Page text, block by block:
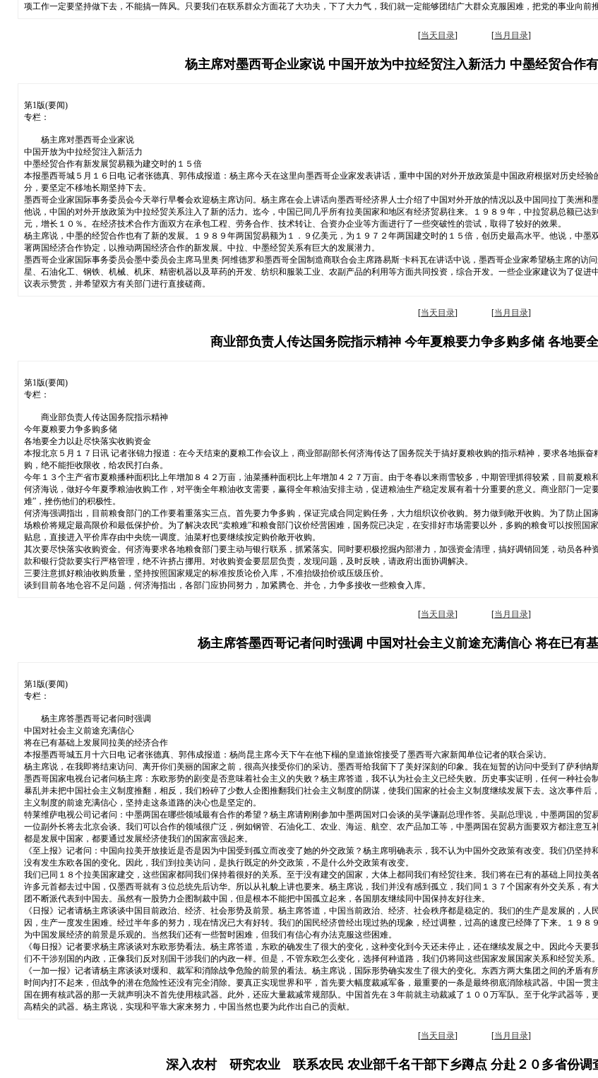
项工作一定要坚持做下去，不能搞一阵风。只要我们在联系群众方面花了大功夫，下了大力气，我们就一定能够团结广大群众克服困难，把党的事业向前推
[当天目录] [当月目录]
杨主席对墨西哥企业家说 中国开放为中拉经贸注入新活力 中墨经贸合作
第1版(要闻)
专栏：
杨主席对墨西哥企业家说
中国开放为中拉经贸注入新活力
中墨经贸合作有新发展贸易额为建交时的１５倍
本报墨西哥城５月１６日电 记者张德真、郭伟成报道：杨主席今天在这里向墨西哥企业家发表讲话，重申中国的对外开放政策是中国政府根据对历史经
分，要坚定不移地长期坚持下去。
墨西哥企业家国际事务委员会今天举行早餐会欢迎杨主席访问。杨主席在会上讲话向墨西哥经济界人士介绍了中国对外开放的情况以及中国同拉丁美洲和
他说，中国的对外开放政策为中拉经贸关系注入了新的活力。迄今，中国已同几乎所有拉美国家和地区有经济贸易往来。１９８９年，中拉贸易总额已
元，增长１０％。在经济技术合作方面双方在承包工程、劳务合作、技术转让、合资办企业等方面进行了一些突破性的尝试，取得了较好的效果。
杨主席说，中墨的经贸合作也有了新的发展。１９８９年两国贸易额为１．９亿美元，为１９７２年两国建交时的１５倍，创历史最高水平。他说，中
署两国经济合作协定，以推动两国经济合作的新发展。中拉、中墨经贸关系有巨大的发展潜力。
墨西哥企业家国际事务委员会墨中委员会主席马里奥·阿维德罗和墨西哥全国制造商联合会主席路易斯·卡科瓦在讲话中说，墨西哥企业家希望杨主席的
星、石油化工、钢铁、机械、机床、精密机器以及草药的开发、纺织和服装工业、农副产品的利用等方面共同投资，综合开发。一些企业家建议为了促
议表示赞赏，并希望双方有关部门进行直接磋商。
[当天目录] [当月目录]
商业部负责人传达国务院指示精神 今年夏粮要力争多购多储 各地要
第1版(要闻)
专栏：
商业部负责人传达国务院指示精神
今年夏粮要力争多购多储
各地要全力以赴尽快落实收购资金
本报北京５月１７日讯 记者张锦力报道：在今天结束的夏粮工作会议上，商业部副部长何济海传达了国务院关于搞好夏粮收购的指示精神，要求各地振
购，绝不能拒收限收，给农民打白条。
今年１３个主产省市夏粮播种面积比上年增加８４２万亩，油菜播种面积比上年增加４２７万亩。由于冬春以来雨雪较多，中期管理抓得较紧，目前夏粮
何济海说，做好今年夏季粮油收购工作，对平衡全年粮油收支需要，赢得全年粮油安排主动，促进粮油生产稳定发展有着十分重要的意义。商业部门一
难”，挫伤他们的积极性。
何济海强调指出，目前粮食部门的工作要着重落实三点。首先要力争多购，保证完成合同定购任务，大力组织议价收购。努力做到敞开收购。为了防止
场粮价将规定最高限价和最低保护价。为了解决农民“卖粮难”和粮食部门议价经营困难，国务院已决定，在安排好市场需要以外，多购的粮食可以按照
贴息，直接进入平价库存由中央统一调度。油菜籽也要继续按定购价敞开收购。
其次要尽快落实收购资金。何济海要求各地粮食部门要主动与银行联系，抓紧落实。同时要积极挖掘内部潜力，加强资金清理，搞好调销回笼，动员各
款和银行贷款要实行严格管理，绝不许挤占挪用。对收购资金要层层负责，发现问题，及时反映，请政府出面协调解决。
三要注意抓好粮油收购质量，坚持按照国家规定的标准按质论价入库，不准抬级抬价或压级压价。
谈到目前各地仓容不足问题，何济海指出，各部门应协同努力，加紧腾仓、并仓，力争多接收一些粮食入库。
[当天目录] [当月目录]
杨主席答墨西哥记者问时强调 中国对社会主义前途充满信心 将在已有
第1版(要闻)
专栏：
杨主席答墨西哥记者问时强调
中国对社会主义前途充满信心
将在已有基础上发展同拉美的经济合作
本报墨西哥城五月十六日电 记者张德真、郭伟成报道：杨尚昆主席今天下午在他下榻的皇道旅馆接受了墨西哥六家新闻单位记者的联合采访。
杨主席说，在我即将结束访问、离开你们美丽的国家之前，很高兴接受你们的采访。墨西哥给我留下了美好深刻的印象。我在短暂的访问中受到了萨利纳
墨西哥国家电视台记者问杨主席：东欧形势的剧变是否意味着社会主义的失败？杨主席答道，我不认为社会主义已经失败。历史事实证明，任何一种社
暴乱并未把中国社会主义制度推翻，相反，我们粉碎了少数人企图推翻我们社会主义制度的阴谋，使我们国家的社会主义制度继续发展下去。这次事件
主义制度的前途充满信心，坚持走这条道路的决心也是坚定的。
特莱维萨电视公司记者问：中墨两国在哪些领域最有合作的希望？杨主席请刚刚参加中墨两国对口会谈的吴学谦副总理作答。吴副总理说，中墨两国的
一位副外长将去北京会谈。我们可以合作的领域很广泛，例如钢管、石油化工、农业、海运、航空、农产品加工等，中墨两国在贸易方面要双方都注意
都是发展中国家，都要通过发展经济使我们的国家富强起来。
《至上报》记者问：中国向拉美开放接近是否是因为中国受到孤立而改变了她的外交政策？杨主席明确表示，我不认为中国外交政策有改变。我们仍坚
没有发生东欧各国的变化。因此，我们到拉美访问，是执行既定的外交政策，不是什么外交政策有改变。
我们已同１８个拉美国家建交，这些国家都同我们保持着很好的关系。至于没有建交的国家，大体上都同我们有经贸往来。我们将在已有的基础上同拉
许多元首都去过中国，仅墨西哥就有３位总统先后访华。所以从礼貌上讲也要来。杨主席说，我们并没有感到孤立，我们同１３７个国家有外交关系，
团不断派代表到中国去。虽然有一股势力企图制裁中国，但是根本不能把中国孤立起来，各国朋友继续同中国保持友好往来。
《日报》记者请杨主席谈谈中国目前政治、经济、社会形势及前景。杨主席答道，中国当前政治、经济、社会秩序都是稳定的。我们的生产是发展的，
因，生产一度发生困难。经过半年多的努力，现在情况已大有好转。我们的国民经济曾经出现过热的现象，经过调整，过高的速度已经降了下来。１９
为中国发展经济的前景是乐观的。当然我们还有一些暂时困难，但我们有信心有办法克服这些困难。
《每日报》记者要求杨主席谈谈对东欧形势看法。杨主席答道，东欧的确发生了很大的变化，这种变化到今天还未停止，还在继续发展之中。因此今天
们不干涉别国的内政，正像我们反对别国干涉我们的内政一样。但是，不管东欧怎么变化，选择何种道路，我们仍将同这些国家发展国家关系和经贸关系。
《一加一报》记者请杨主席谈谈对缓和、裁军和消除战争危险的前景的看法。杨主席说，国际形势确实发生了很大的变化。东西方两大集团之间的矛盾
时间内打不起来，但战争的潜在危险性还没有完全消除。要真正实现世界和平，首先要大幅度裁减军备，最重要的一条是最终彻底消除核武器。中国一
国在拥有核武器的那一天就声明决不首先使用核武器。此外，还应大量裁减常规部队。中国首先在３年前就主动裁减了１００万军队。至于化学武器等
高精尖的武器。杨主席说，实现和平靠大家来努力，中国当然也要为此作出自己的贡献。
[当天目录] [当月目录]
深入农村 研究农业 联系农民 农业部千名干部下乡蹲点 分赴２０多省份调